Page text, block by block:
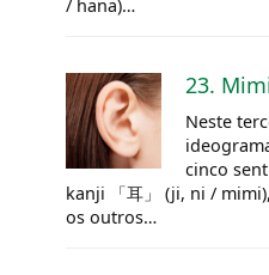
/ hana)…
23.
Neste
cinco
kanji 「耳」 (ji, ni /
os outros…